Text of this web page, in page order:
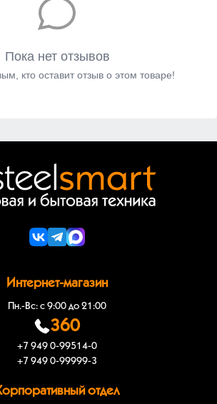
Пока нет отзывов
кто оставит отзыв о этом товаре!
Интернет-магазин
Пн.-Вс: с 9:00 до 21:00
360
+7 949 0-99514-0
+7 949 0-99999-3
отдел